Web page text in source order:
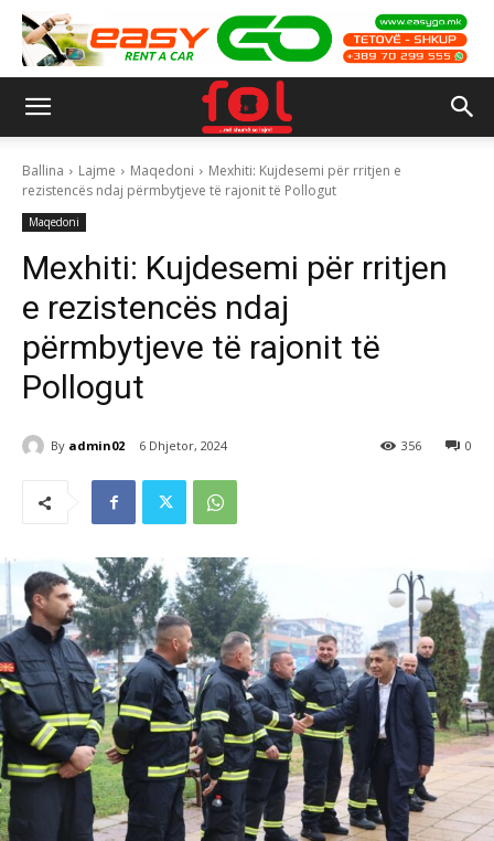
Ballina Lajme Maqedoni
Mexhiti: Kujdesemi për rritjen e
rezistencës ndaj përmbytjeve të rajonit të Pollogut
Maqedoni
Mexhiti: Kujdesemi për rritjen
e rezistencës ndaj
përmbytjeve të rajonit të
Pollogut
By admin02 6 Dhjetor, 2024 0
356